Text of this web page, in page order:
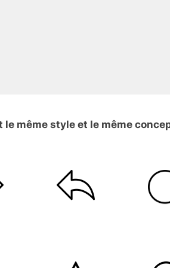
le même style et le même